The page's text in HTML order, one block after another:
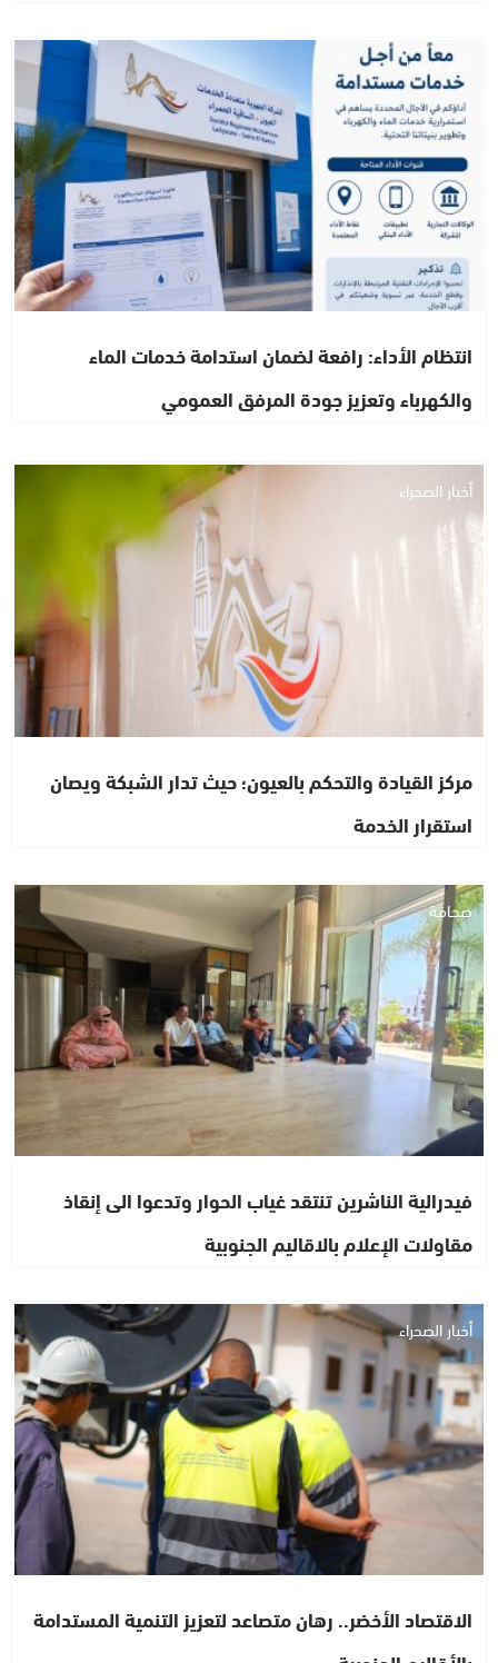
أخبار الصحراء
انتظام الأداء: رافعة لضمان استدامة خدمات الماء
والكهرباء وتعزيز جودة المرفق العمومي
أخبار الصحراء
مركز القيادة والتحكم بالعيون؛ حيث تدار الشبكة ويصان
استقرار الخدمة
صحافة
فيدرالية الناشرين تنتقد غياب الحوار وتدعوا الى إنقاذ
مقاولات الإعلام بالاقاليم الجنوبية
أخبار الصحراء
الاقتصاد الأخضر.. رهان متصاعد لتعزيز التنمية المستدامة